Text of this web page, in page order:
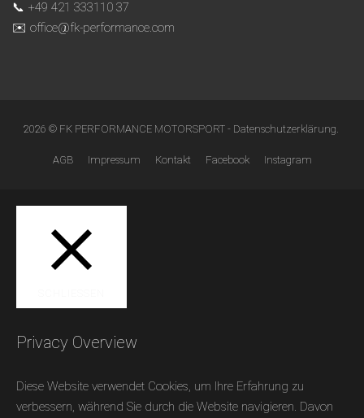
📞 +49 421 333110 37
✉️ office@fk-performance.com
2026 © FK PERFORMANCE MOTORSPORT - Datenschutzerklärung.
AGB Impressum Kontakt Facebook Instagram
Privacy Overview
Diese Website verwendet Cookies, um Ihre Erfahrung zu
verbessern, während Sie durch die Website navigieren. Davon